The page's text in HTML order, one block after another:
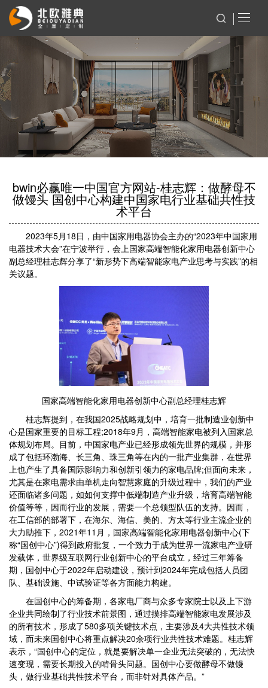
bwin必赢唯一中国官方网站-桂志辉：做酵母不
做馒头 国创中心构建中国家电行业基础共性技
术平台
2023年5月18日，由中国家用电器协会主办的“2023年中国家用
电器技术大会”在宁波举行，会上国家高端智能化家用电器创新中心
副总经理桂志辉分享了“新形势下高端智能家电产业思考与实践”的相
关议题。
国家高端智能化家用电器创新中心副总经理桂志辉
桂志辉提到，在我国2025战略规划中，培育一批制造业创新中
心是国家重要的目标工程;2018年9月，高端智能家电被列入国家总
体规划布局。目前，中国家电产业已经形成领先世界的规模，并形
成了包括环渤海、长三角、珠三角等在内的一批产业集群，在世界
上也产生了具备国际影响力和创新引领力的家电品牌;但面向未来，
尤其是在家电需求由单机走向智慧家庭的升级过程中，我们的产业
还面临诸多问题，如如何支撑中低端制造产业升级，培育高端智能
价值等等，因而行业的发展，需要一个总领型队伍的支持。因而，
在工信部的部署下，在海尔、海信、美的、方太等行业主流企业的
大力助推下，2021年11月，国家高端智能化家用电器创新中心(下
称“国创中心”)得到政府批复，一个致力于成为世界一流家电产业研
发载体，世界级互联网行业创新中心的平台成立，经过三年筹备
期，国创中心于2022年启动建设，预计到2024年完成包括人员团
队、基础设施、中试验证等各方面能力构建。
在国创中心的筹备期，各家电厂商与众多专家院士以及上下游
企业共同绘制了行业技术前景图，通过摸排高端智能家电发展涉及
的所有技术，形成了580多项关键技术点，主要涉及4大共性技术领
域，而未来国创中心将重点解决20余项行业共性技术难题。桂志辉
表示，“国创中心的定位，就是要解决单一企业无法突破的，无法快
速变现，需要长期投入的啃骨头问题。国创中心要做酵母不做馒
头，做行业基础共性技术平台，而非针对具体产品。”